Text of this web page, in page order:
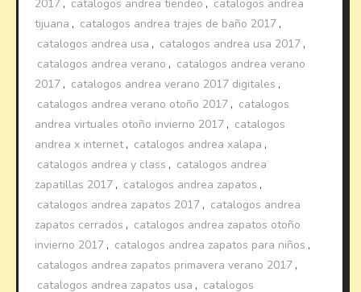
2017 , catalogos andrea tiendeo , catalogos andrea
tijuana , catalogos andrea trajes de baño 2017 ,
catalogos andrea usa , catalogos andrea usa 2017 ,
catalogos andrea verano , catalogos andrea verano
2017 , catalogos andrea verano 2017 digitales ,
catalogos andrea verano otoño 2017 , catalogos
andrea virtuales otoño invierno 2017 , catalogos
andrea x internet, catalogos andrea xalapa ,
catalogos andrea y class , catalogos andrea
zapatillas 2017 , catalogos andrea zapatos ,
catalogos andrea zapatos 2017 , catalogos andrea
zapatos cerrados , catalogos andrea zapatos otoño
invierno 2017 , catalogos andrea zapatos para niños ,
catalogos andrea zapatos primavera verano 2017 ,
catalogos andrea zapatos usa , catalogos